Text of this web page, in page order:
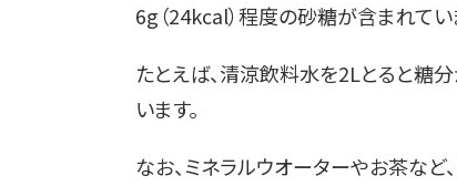
6g（24kcal）程度の砂糖が含まれてい
たとえば、清涼飲料水を2Lとると糖
います。
なお、ミネラルウオーターやお茶など